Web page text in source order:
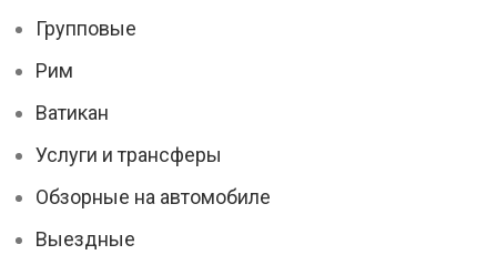
Групповые
Рим
Ватикан
Услуги и трансферы
Обзорные на автомобиле
Выездные